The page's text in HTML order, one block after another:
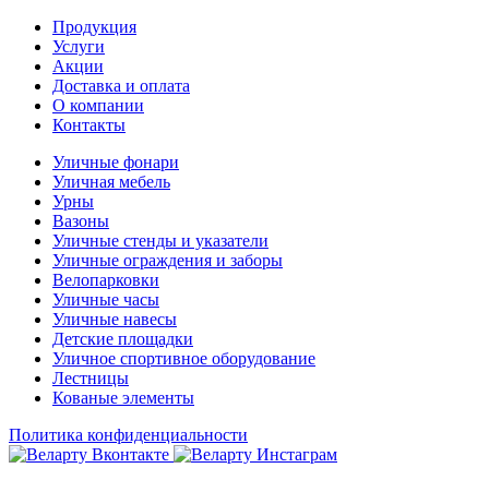
Продукция
Услуги
Акции
Доставка и оплата
О компании
Контакты
Уличные фонари
Уличная мебель
Урны
Вазоны
Уличные стенды и указатели
Уличные ограждения и заборы
Велопарковки
Уличные часы
Уличные навесы
Детские площадки
Уличное спортивное оборудование
Лестницы
Кованые элементы
Политика конфиденциальности